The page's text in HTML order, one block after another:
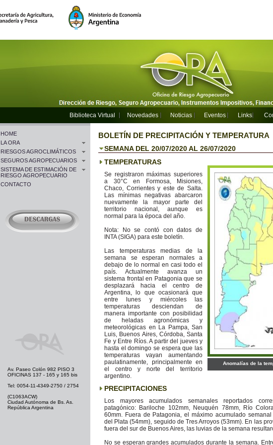
Biblioteca Virtual Novedades Noticias Eventos Links
HOME
LA ORA
RIESGOS AGROCLIMÁTICOS
SEGUROS AGROPECUARIOS
SISTEMA DE ESTIMACIÓN DE
RIESGO AGROPECUARIO
CONTACTO
BOLETÍN DE PRECIPITACIÓN Y TEMPERATURA
SEMANA DEL 20/07/2020 AL 26/07/2020
Anomalías de la
TEMPERATURAS
Se registraron máximas superiores
a 30°C en Formosa, Misiones,
Chaco, Corrientes y este de Salta.
Las mínimas negativas abarcaron
nuevamente la mayor parte del
territorio nacional, aunque es
normal para la época del año.
Nota: No se contó con datos de
INTA (SIGA) para este boletín.
Las temperaturas medias de la
semana se esperan normales a
debajo de lo normal en casi todo el
país. Actualmente avanza un
sistema frontal en Patagonia que se
desplazará hacia el centro de
Argentina, lo que ocasionará que
entre lunes y miércoles las
temperaturas desciendan de
manera importante con posibilidad
de heladas agronómicas y
meteorológicas en La Pampa, San
Luis, Buenos Aires, Córdoba, Santa
Fe y Entre Ríos. A partir del jueves y
hasta el domingo se espera que las
temperaturas vayan aumentando
paulatinamente, principalmente en
el centro y norte del territorio
argentino.
PRECIPITACIONES
Los mayores acumulados semanales reportados
patagónico: Bariloche 102mm, Neuquén 78mm, Río
60mm. Fuera de Patagonia, el máximo acumulado
del Plata (54mm), seguido de Tres Arroyos (53mm). En las
fuera del sur de Buenos Aires, las luvias de la semana
No se esperan grandes acumulados durante la semana.
Av. Paseo Colón 982 PISO 3
OFICINAS 137 - 165 y 165 bis
Tel: 0054-11-4349-2750 / 2754
(C1063ACW)
Ciudad Autónoma de Bs. As.
República Argentina